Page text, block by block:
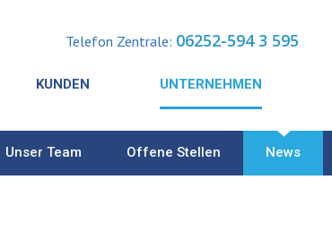
Telefon Zentrale: 06252-594 3 595
KUNDEN UNTERNEHMEN
Unser Team Offene Stellen News